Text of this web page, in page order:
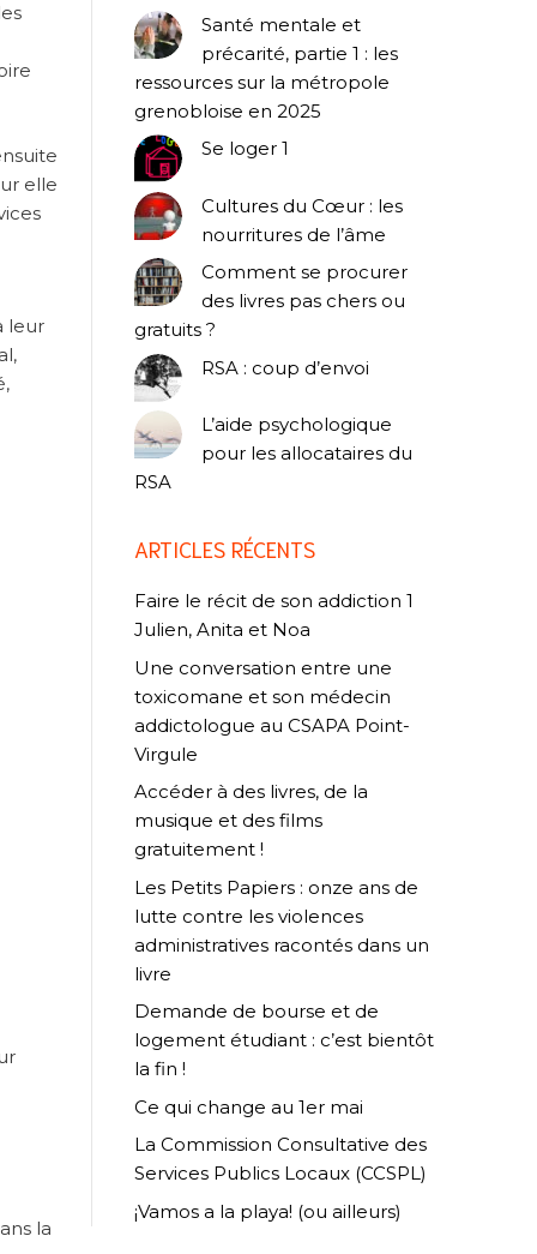
elle
leur
la
Santé mentale et
précarité, partie 1 : les
ressources sur la métropole
grenobloise en 2025
Se loger 1
Cultures du Cœur : les
nourritures de l’âme
Comment se procurer
des livres pas chers ou
gratuits ?
RSA : coup d’envoi
L’aide psychologique
pour les allocataires du
RSA
ARTICLES RÉCENTS
Faire le récit de son addiction 1
Julien, Anita et Noa
Une conversation entre une
toxicomane et son médecin
addictologue au CSAPA Point-
Virgule
Accéder à des livres, de la
musique et des films
gratuitement !
Les Petits Papiers : onze ans de
lutte contre les violences
administratives racontés dans un
livre
Demande de bourse et de
logement étudiant : c’est bientôt
la fin !
Ce qui change au 1er mai
La Commission Consultative des
Services Publics Locaux (CCSPL)
¡Vamos a la playa! (ou ailleurs)